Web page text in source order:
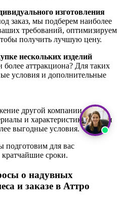
изготовления
заказ, мы подберем наиболее
требований, оптимизируем
получить лучшую цену.
нескольких изделий
аттракциона? Для таких
условия и дополнительные
другой компании. Мы
и характеристики и, если
выгодные условия.
подготовим для вас
сроки.
о надувных
и заказе в Аттро